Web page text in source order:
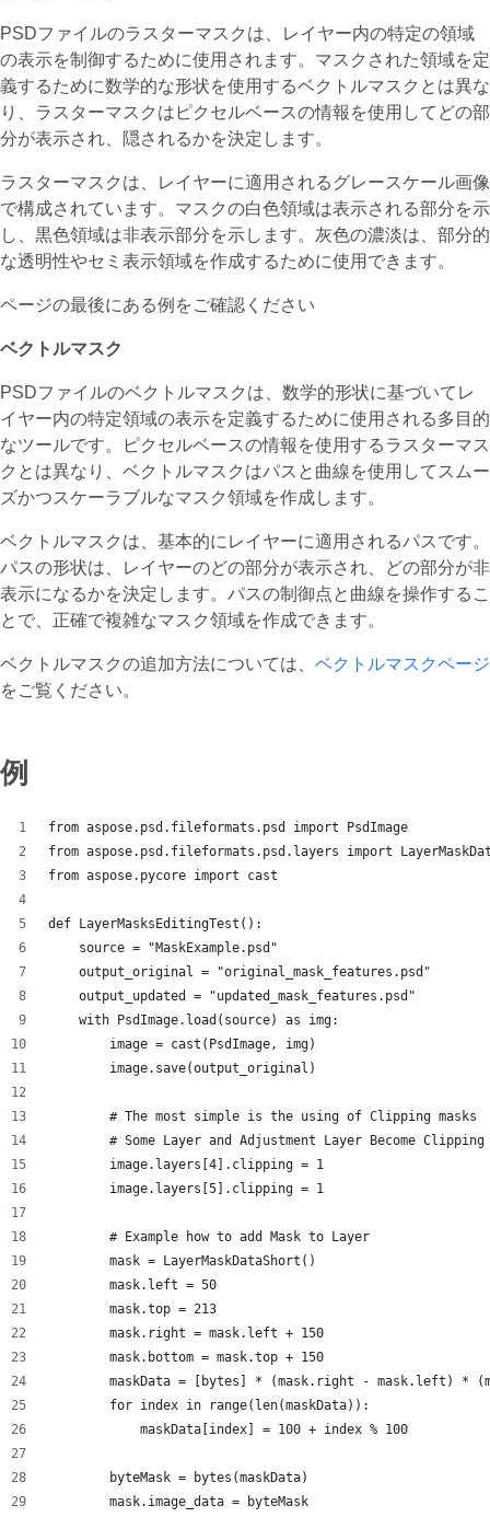
PSDファイルのラスターマスクは、レイヤー内の特定の領域
の表示を制御するために使用されます。マスクされた領域を定
義するために数学的な形状を使用するベクトルマスクとは異な
り、ラスターマスクはピクセルベースの情報を使用してどの部
分が表示され、隠されるかを決定します。
ラスターマスクは、レイヤーに適用されるグレースケール画像
で構成されています。マスクの白色領域は表示される部分を示
し、黒色領域は非表示部分を示します。灰色の濃淡は、部分的
な透明性やセミ表示領域を作成するために使用できます。
ページの最後にある例をご確認ください
ベクトルマスク
PSDファイルのベクトルマスクは、数学的形状に基づいてレ
イヤー内の特定領域の表示を定義するために使用される多目的
なツールです。ピクセルベースの情報を使用するラスターマス
クとは異なり、ベクトルマスクはパスと曲線を使用してスムー
ズかつスケーラブルなマスク領域を作成します。
ベクトルマスクは、基本的にレイヤーに適用されるパスです。
パスの形状は、レイヤーのどの部分が表示され、どの部分が非
表示になるかを決定します。パスの制御点と曲線を操作するこ
とで、正確で複雑なマスク領域を作成できます。
ベクトルマスクの追加方法については、 ベクトルマスクページ
をご覧ください。
例
from aspose.psd.fileformats.psd import PsdImage
from aspose.psd.fileformats.psd.layers import
from aspose.pycore import cast
def LayerMasksEditingTest():
    source = "MaskExample.psd"
    output_original = "original_mask_features.psd"
    output_updated = "updated_mask_features.psd"
    with PsdImage.load(source) as img:
        image = cast(PsdImage, img)
        image.save(output_original)
        # The most simple is the using of Clipping masks
# Some Layer and Adjustment Layer Become Clipping
        image.layers[4].clipping = 1
        image.layers[5].clipping = 1
        # Example how to add Mask to Layer
        mask = LayerMaskDataShort()
        mask.left = 50
        mask.top = 213
        mask.right = mask.left + 150
        mask.bottom = mask.top + 150
maskData = [bytes] * (mask.right - mask.left) *
        for index in range(len(maskData)):
            maskData[index] = 100 + index % 100
        byteMask = bytes(maskData)
        mask.image_data = byteMask